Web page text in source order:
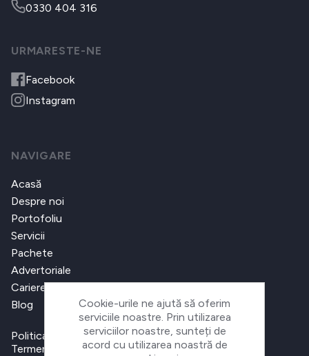
0330 404 316
URMARESTE-NE
Facebook
Instagram
NAVIGARE
Acasă
Despre noi
Portofoliu
Servicii
Pachete
Advertoriale
Cariere
Blog
Politica de confidențialitate
Termeni și condiții
Cookie-urile ne ajută să oferim
serviciile noastre. Prin utilizarea
serviciilor noastre, sunteți de
acord cu utilizarea noastră de